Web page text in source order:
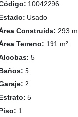
10042296
Usado
Construida: 293
Terreno: 191 m²
5
5
2
5
1